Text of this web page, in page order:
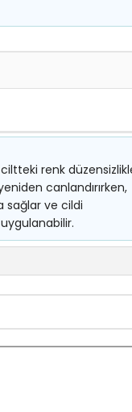
renk
canlandırırken,
sağlar ve cildi